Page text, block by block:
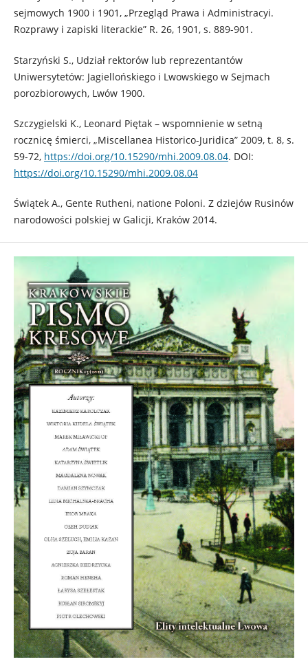
sejmowych 1900 i 1901, „Przegląd Prawa i Administracyi.
Rozprawy i zapiski literackie” R. 26, 1901, s. 889-901.
Starzyński S., Udział rektorów lub reprezentantów
Uniwersytetów: Jagiellońskiego i Lwowskiego w Sejmach
porozbiorowych, Lwów 1900.
Szczygielski K., Leonard Piętak – wspomnienie w setną
rocznicę śmierci, „Miscellanea Historico-Juridica” 2009, t. 8, s.
59-72, https://doi.org/10.15290/mhi.2009.08.04. DOI:
https://doi.org/10.15290/mhi.2009.08.04
Świątek A., Gente Rutheni, natione Poloni. Z dziejów Rusinów
narodowości polskiej w Galicji, Kraków 2014.